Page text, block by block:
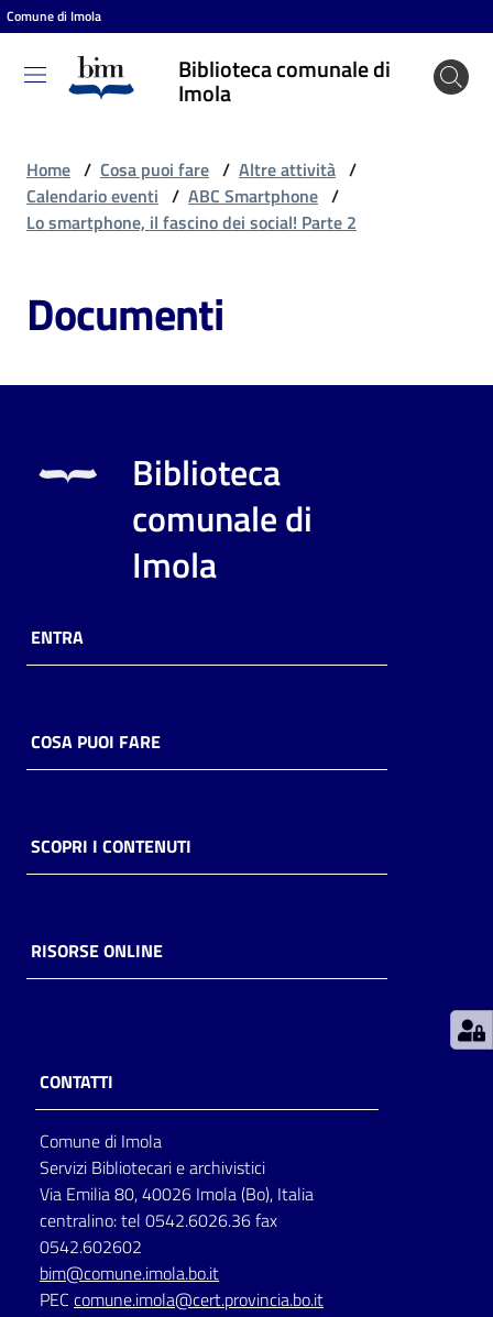
Vai al contenuto
Vai alla navigazione
Vai al footer
Comune di Imola
Biblioteca comunale di
Imola
Biblioteca
comunale
Cosa
fare
Scopri
online
Piani
Decentrate
Seguici
su
Home / Cosa puoi fare / Altre attività /
Calendario eventi / ABC Smartphone /
Lo smartphone, il fascino dei social! Parte 2
Documenti
Biblioteca
comunale di
Imola
ENTRA
COSA PUOI FARE
SCOPRI I CONTENUTI
RISORSE ONLINE
CONTATTI
Comune di Imola
Servizi Bibliotecari e archivistici
Via Emilia 80, 40026 Imola (Bo), Italia
centralino: tel 0542.6026.36 fax
0542.602602
bim@comune.imola.bo.it
PEC comune.imola@cert.provincia.bo.it